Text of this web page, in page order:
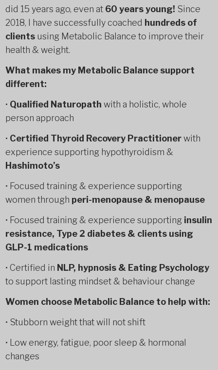
did 15 years ago, even at 60 years young! Since
2018, I have successfully coached hundreds of
clientsusing Metabolic Balance to improve their
health & weight.
What makes my Metabolic Balance support
different:
• Qualified Naturopath with a holistic, whole
person approach
• Certified Thyroid Recovery Practitionerwith
experience supporting hypothyroidism &
Hashimoto’s
• Focused training & experience supporting
women through peri-menopause & menopause
• Focused training & experience supporting insulin
resistance, Type 2 diabetes & clients using
GLP-1 medications
• Certified in NLP, hypnosis & Eating Psychology
to support lasting mindset & behaviour change
Women choose Metabolic Balance to help with:
• Stubborn weight that will not shift
• Low energy, fatigue, poor sleep & hormonal
changes